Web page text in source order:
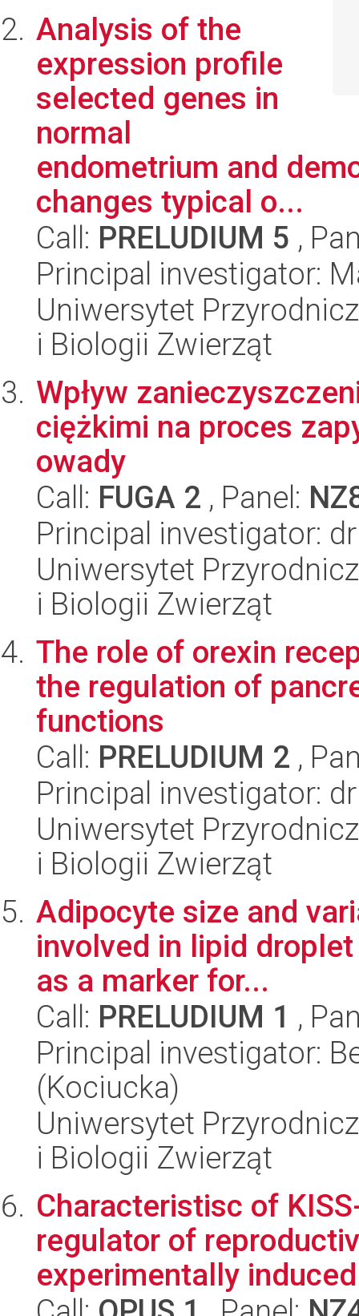
Analysis of the
expression profile
selected genes in
normal
endometrium and
changes typical o...
Call: PRELUDIUM 5 ,
Principal investigator:
Uniwersytet
i Biologii Zwierząt
Wpływ
ciężkimi na proces
owady
Call: FUGA 2 , Panel:
Principal investigator:
Uniwersytet
i Biologii Zwierząt
The role of orexin
the regulation of
functions
Call: PRELUDIUM 2 ,
Principal investigator:
Uniwersytet
i Biologii Zwierząt
Adipocyte size and
involved in lipid
as a marker for...
Call: PRELUDIUM 1 ,
Principal investigator:
(Kociucka)
Uniwersytet
i Biologii Zwierząt
Characteristisc of
regulator of
experimentally